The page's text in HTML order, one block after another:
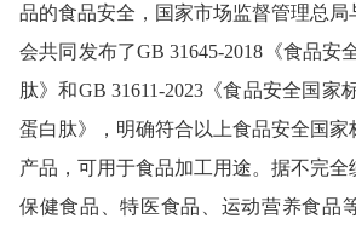
品的食品安全，国家市场监督管理总局
会共同发布了GB 31645-2018《食品安
肽》和GB 31611-2023《食品安全国家
蛋白肽》，明确符合以上食品安全国家
产品，可用于食品加工用途。据不完全
保健食品、特医食品、运动营养食品